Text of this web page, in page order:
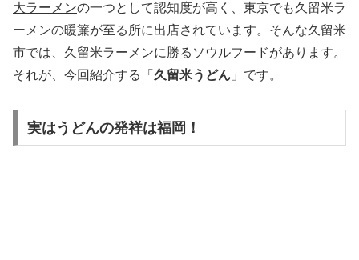
大ラーメンの一つとして認知度が高く、東京でも久留米ラ
ーメンの暖簾が至る所に出店されています。そんな久留米
市では、久留米ラーメンに勝るソウルフードがあります。
それが、今回紹介する「 久留米うどん 」です。
実はうどんの発祥は福岡！